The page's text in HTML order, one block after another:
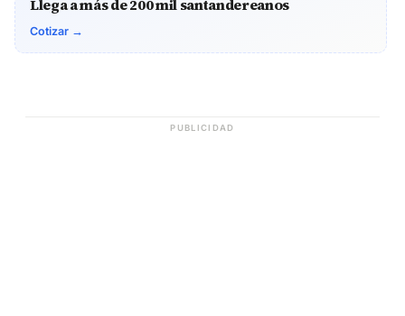
Llega a más de 200 mil santandereanos
Cotizar →
PUBLICIDAD